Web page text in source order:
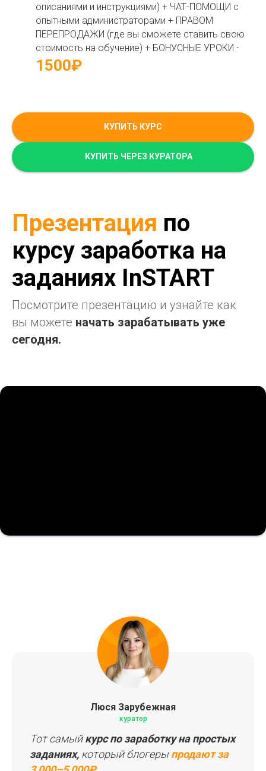
описаниями и инструкциями) + ЧАТ-ПОМОЩИ с
опытными администраторами + ПРАВОМ
ПЕРЕПРОДАЖИ (где вы сможете ставить свою
стоимость на обучение) + БОНУСНЫЕ УРОКИ -
1500₽
КУПИТЬ КУРС
КУПИТЬ ЧЕРЕЗ КУРАТОРА
Презентация по
курсу заработка на
заданиях InSTART
Посмотрите презентацию и узнайте как
вы можете начать зарабатывать уже
сегодня.
Люся Зарубежная
куратор
Тот самыйкурс по заработку на простых
заданиях, который блогерыпродают за